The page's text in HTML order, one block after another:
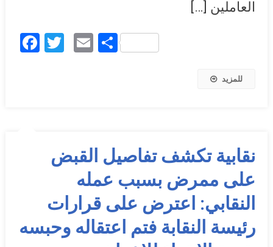
العاملين […]
Facebook
Twitter
EmailShare
للمزيد
نقابية تكشف تفاصيل القبض
على ممرض بسبب عمله
النقابي: اعترض على قرارات
رئيسة النقابة فتم اعتقاله وحبسه